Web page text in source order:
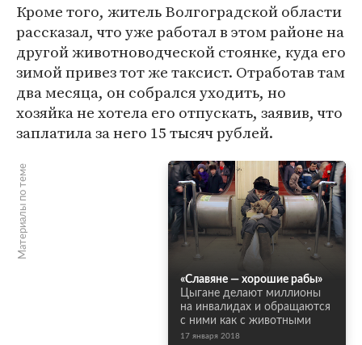
Кроме того, житель Волгоградской области
рассказал, что уже работал в этом районе на
другой животноводческой стоянке, куда его
зимой привез тот же таксист. Отработав там
два месяца, он собрался уходить, но
хозяйка не хотела его отпускать, заявив, что
заплатила за него 15 тысяч рублей.
Материалы по теме
«Славяне — хорошие рабы»
Цыгане делают миллионы
на инвалидах и обращаются
с ними как с животными
17 января 2018